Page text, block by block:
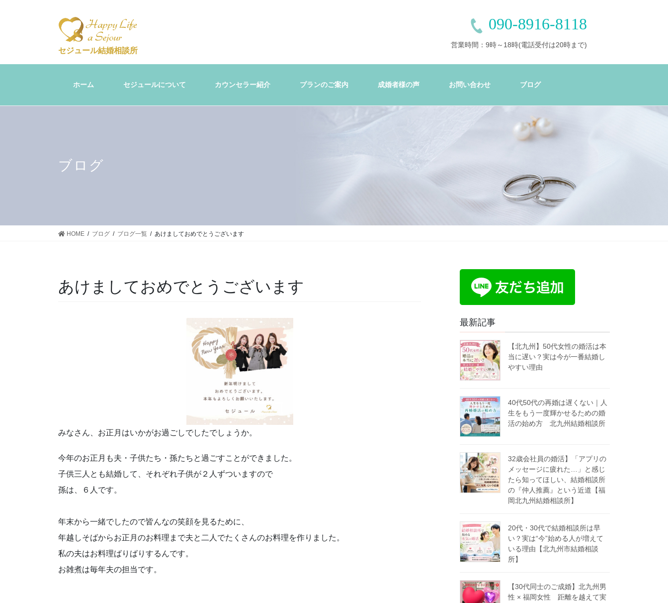
セジュール結婚相談所
090-8916-8118
営業時間：9時～18時(電話受付は20時まで)
ホーム セジュールについて カウンセラー紹介 プランのご案内 成婚者様の声 お問い合わせ ブログ
ブログ
HOME ブログ ブログ一覧 あけましておめでとうございます
あけましておめでとうございます
みなさん、お正月はいかがお過ごしでしたでしょうか。
今年のお正月も夫・子供たち・孫たちと過ごすことができました。
子供三人とも結婚して、それぞれ子供が２人ずついますので
孫は、６人です。
年末から一緒でしたので皆んなの笑顔を見るために、
年越しそばからお正月のお料理まで夫と二人でたくさんのお料理を作りました。
私の夫はお料理ばりばりするんです。
お雑煮は毎年夫の担当です。
最新記事
【北九州】50代女性の婚活は本
当に遅い？実は今が一番結婚し
やすい理由
40代50代の再婚は遅くない｜人
生をもう一度輝かせるための婚
活の始め方 北九州結婚相談所
32歳会社員の婚活】「アプリの
メッセージに疲れた…」と感じ
たら知ってほしい、結婚相談所
の『仲人推薦』という近道【福
岡北九州結婚相談所】
20代・30代で結婚相談所は早
い？実は“今”始める人が増えて
いる理由【北九州市結婚相談
所】
【30代同士のご成婚】北九州男
性 × 福岡女性 距離を越えて実